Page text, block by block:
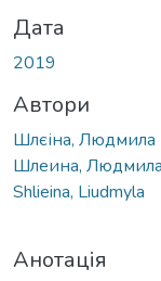
Дата
2019
Автори
Шлєіна, Людмила
Шлеина,
Shlieina, Liudmyla
Анотація